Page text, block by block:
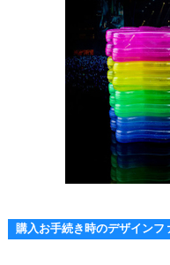
購入お手続き時のデザインフ